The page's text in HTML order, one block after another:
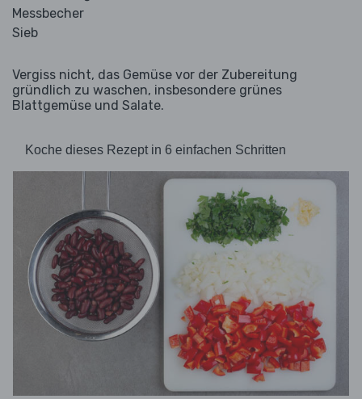
Messbecher
Sieb
Vergiss nicht, das Gemüse vor der Zubereitung
gründlich zu waschen, insbesondere grünes
Blattgemüse und Salate.
Koche dieses Rezept in 6 einfachen Schritten